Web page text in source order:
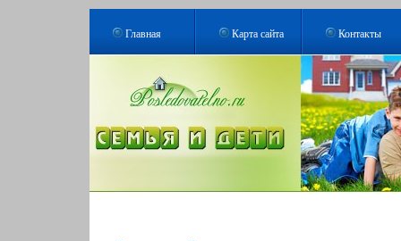
Главная Карта сайта Контакты